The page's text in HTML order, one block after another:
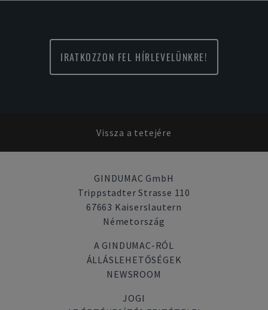
IRATKOZZON FEL HÍRLEVELÜNKRE!
Vissza a tetejére
GINDUMAC GmbH
Trippstadter Strasse 110
67663 Kaiserslautern
Németország
A GINDUMAC-RÓL
ÁLLÁSLEHETŐSÉGEK
NEWSROOM
JOGI